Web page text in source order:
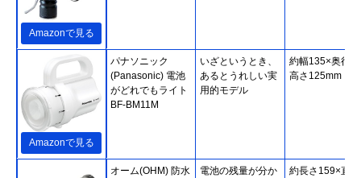
Amazonで見る
Amazonで見る
‎パナソニック
(Panasonic) 電池
がどれでもライト
BF-BM11M
いざというとき、
あるとうれしい実
用的モデル
約幅135×奥行
高さ125mm
オーム(OHM) 防水
電池の残量が分か
約長さ159×直径